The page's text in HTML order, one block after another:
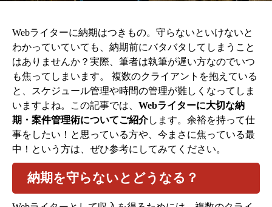
Webライターに納期はつきもの。守らないといけないと
わかっていていても、納期前にバタバタしてしまうこと
はありませんか？実際、筆者は執筆が遅い方なのでいつ
も焦ってしまいます。 複数のクライアントを抱えている
と、スケジュール管理や時間の管理が難しくなってしま
いますよね。この記事では、 Webライターに大切な納
期・案件管理術についてご紹介します。余裕を持って仕
事をしたい！と思っている方や、今まさに焦っている最
中！という方は、ぜひ参考にしてみてください。
納期を守らないとどうなる？